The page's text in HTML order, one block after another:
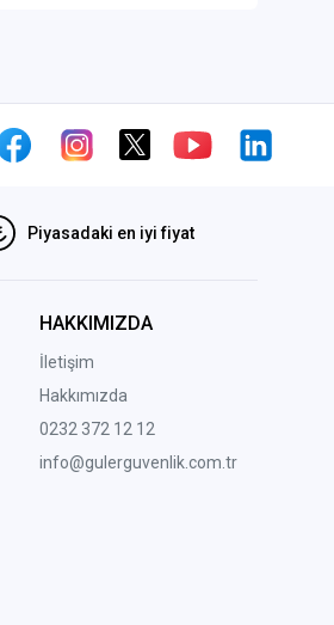
Piyasadaki en iyi fiyat
HAKKIMIZDA
İletişim
Hakkımızda
0232 372 12 12
info@gulerguvenlik.com.tr